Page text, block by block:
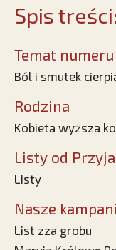
Spis treści:
Temat numeru
Ból i smutek
Rodzina
Kobieta wyższa
Listy od
Listy
Nasze
List zza grobu